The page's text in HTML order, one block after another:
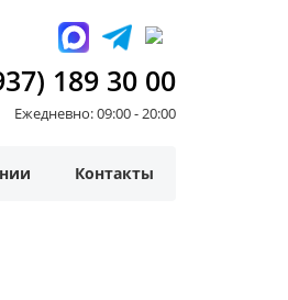
189 30 00
Ежедневно: 09:00 - 20:00
Контакты